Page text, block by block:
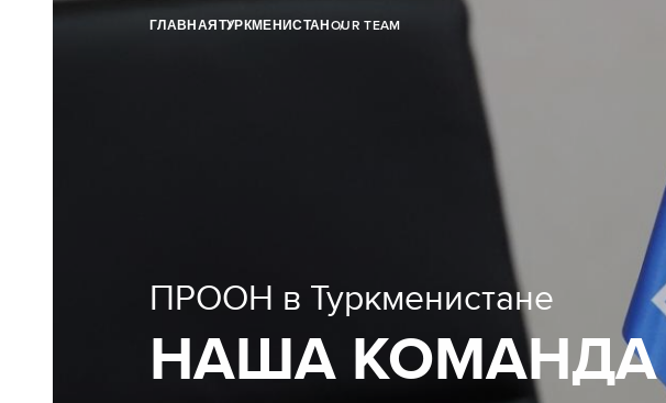
ГЛАВНАЯ ТУРКМЕНИСТАН OUR TEAM
ПРООН в Туркменистане
НАША КОМАНДА